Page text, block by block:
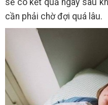
sẽ có kết quả ngay sau
cần phải chờ đợi quá lâu.